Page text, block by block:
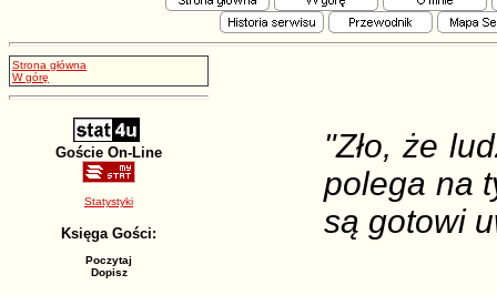
Strona główna
W górę
Goście On-Line
Statystyki
Księga Gości:
Poczytaj
Dopisz
"Zło, że
polega na
są gotowi